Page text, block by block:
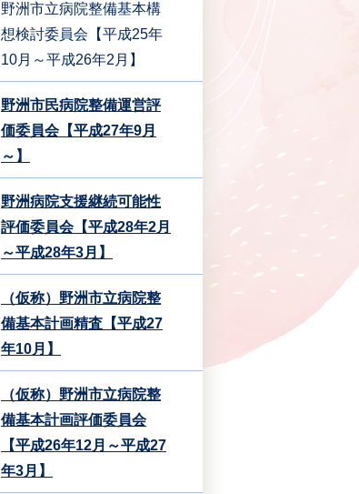
野洲市立病院整備基本構
想検討委員会【平成25年
10月～平成26年2月】
野洲市民病院整備運営評
価委員会【平成27年9月
～】
野洲病院支援継続可能性
評価委員会【平成28年2月
～平成28年3月】
（仮称）野洲市立病院整
備基本計画精査【平成27
年10月】
（仮称）野洲市立病院整
備基本計画評価委員会
【平成26年12月～平成27
年3月】